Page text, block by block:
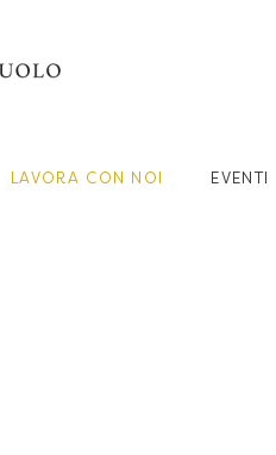
LAVORA CON NOI EVENTI